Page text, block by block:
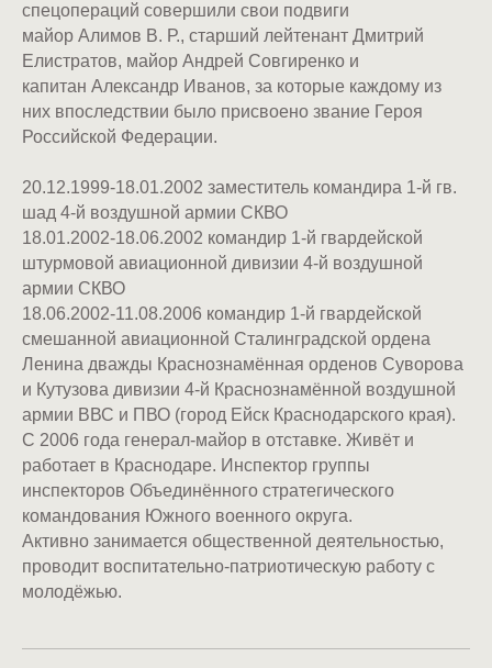
спецопераций совершили свои подвиги
майор Алимов В. Р., старший лейтенант Дмитрий
Елистратов, майор Андрей Совгиренко и
капитан Александр Иванов, за которые каждому из
них впоследствии было присвоено звание Героя
Российской Федерации.
20.12.1999-18.01.2002 заместитель командира 1-й гв.
шад 4-й воздушной армии СКВО
18.01.2002-18.06.2002 командир 1-й гвардейской
штурмовой авиационной дивизии 4-й воздушной
армии СКВО
18.06.2002-11.08.2006 командир 1-й гвардейской
смешанной авиационной Сталинградской ордена
Ленина дважды Краснознамённая орденов Суворова
и Кутузова дивизии 4-й Краснознамённой воздушной
армии ВВС и ПВО (город Ейск Краснодарского края).
C 2006 года генерал-майор в отставке. Живёт и
работает в Краснодаре. Инспектор группы
инспекторов Объединённого стратегического
командования Южного военного округа.
Активно занимается общественной деятельностью,
проводит воспитательно-патриотическую работу с
молодёжью.